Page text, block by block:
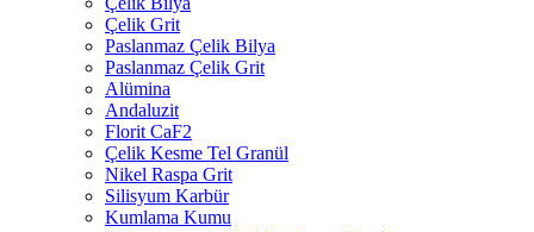
Çelik Grit
Paslanmaz Çelik Bilya
Paslanmaz Çelik Grit
Alümina
Andaluzit
Florit CaF2
Çelik Kesme Tel Granül
Nikel Raspa Grit
Silisyum Karbür
Kumlama Kumu